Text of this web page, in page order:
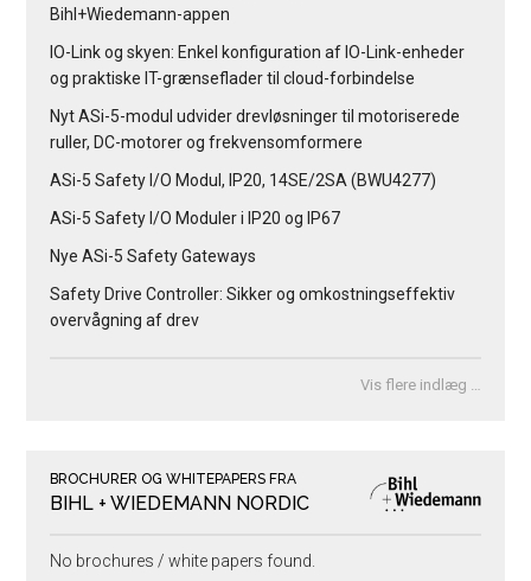
Bihl+Wiedemann-appen
IO-Link og skyen: Enkel konfiguration af IO-Link-enheder
og praktiske IT-grænseflader til cloud-forbindelse
Nyt ASi-5-modul udvider drevløsninger til motoriserede
ruller, DC-motorer og frekvensomformere
ASi-5 Safety I/O Modul, IP20, 14SE/2SA (BWU4277)
ASi-5 Safety I/O Moduler i IP20 og IP67
Nye ASi-5 Safety Gateways
Safety Drive Controller: Sikker og omkostningseffektiv
overvågning af drev
Vis flere indlæg …
BROCHURER OG WHITEPAPERS FRA
BIHL + WIEDEMANN NORDIC
No brochures / white papers found.